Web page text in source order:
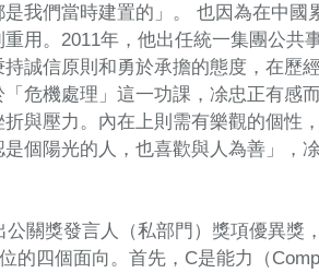
是我們當時建置的」。 也因為在中國
用。2011年，他出任統一集團公共
誠信原則和勇於承擔的態度，在歷
危機處理」這一功課，凃忠正有感
與壓力。內在上則需有樂觀的個性
個陽光的人，也喜歡與人為善」，
關獎發言人（私部門）獎項優異獎
的四個面向。首先，C是能力（